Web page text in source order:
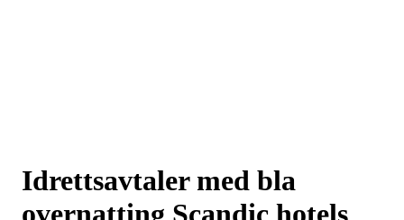
Idrettsavtaler med bla